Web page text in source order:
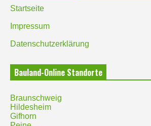
Startseite
Impressum
Datenschutzerklärung
Bauland-Online Standorte
Braunschweig
Hildesheim
Gifhorn